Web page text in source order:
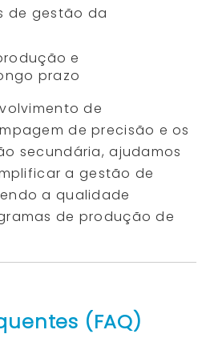
de gestão da
e
prazo
de
de precisão e os
secundária, ajudamos
a gestão de
a qualidade
de produção de
(FAQ)